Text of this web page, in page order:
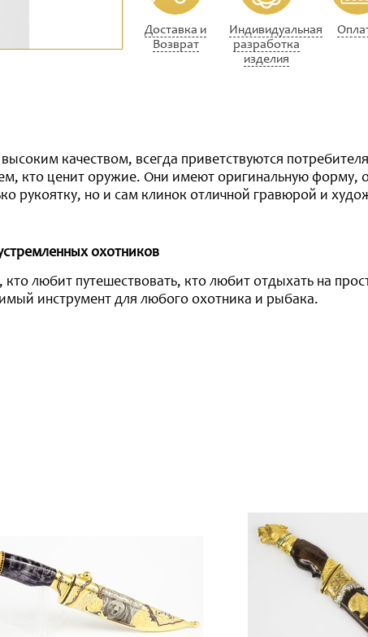
Доставка и
Возврат
Индивидуальная
разработка
изделия
качеством, всегда приветствуются
кто ценит оружие. Они имеют оригинальную форму,
рукоятку, но и сам клинок отличной гравюрой и
охотников
любит путешествовать, кто любит отдыхать на
инструмент для любого охотника и рыбака.